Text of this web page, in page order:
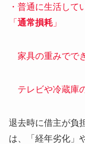
・普通に生活して
「 通常損耗」
家具の重みでで
テレビや冷蔵庫
退去時に借主が負
は、「経年劣化」